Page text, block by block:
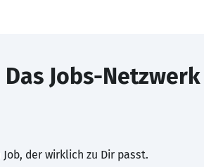
Das Jobs-Netzwerk
der wirklich zu Dir passt.